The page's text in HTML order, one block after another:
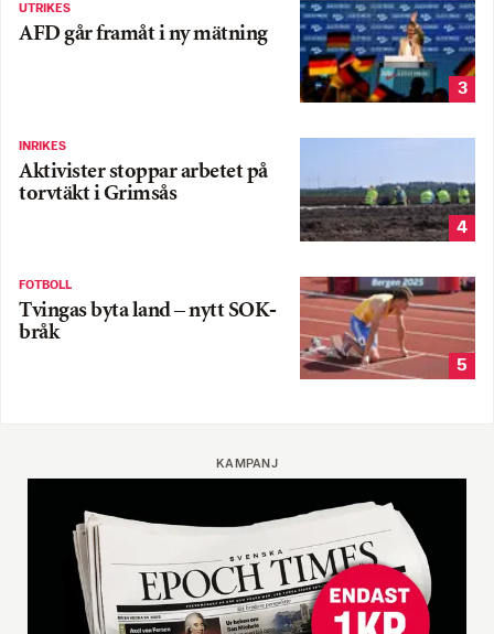
UTRIKES
AFD går framåt i ny mätning
3
INRIKES
Aktivister stoppar arbetet på
torvtäkt i Grimsås
4
FOTBOLL
Tvingas byta land – nytt SOK-
bråk
5
KAMPANJ